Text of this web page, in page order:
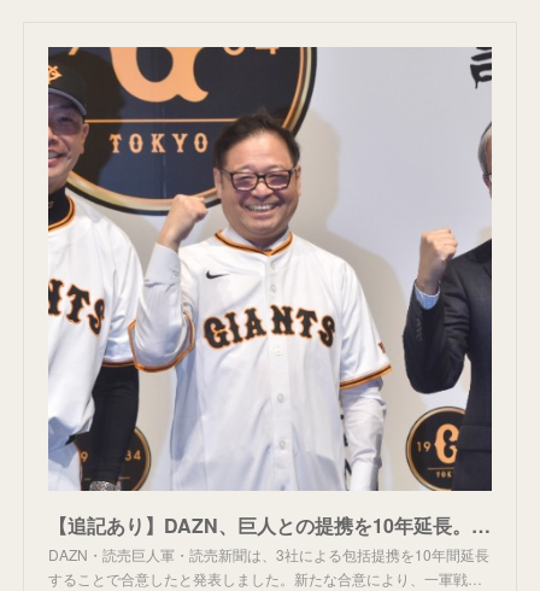
【追記あり】DAZN、巨人との提携を10年延長。広島どうする?
DAZN・読売巨人軍・読売新聞は、3社による包括提携を10年間延長
することで合意したと発表しました。新たな合意により、一軍戦…